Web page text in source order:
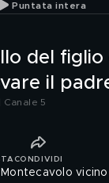
Puntata intera
del
il
Canale 5
CONDIVIDI
vicino